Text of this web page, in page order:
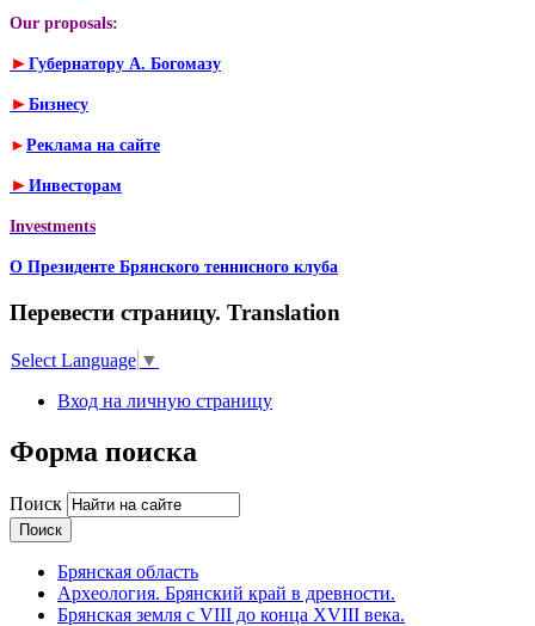
Our proposals:
► Губернатору А. Богомазу
► Бизнесу
► Реклама на сайте
► Инвесторам
Investments
О Президенте Брянского теннисного клуба
Перевести страницу. Translation
Select Language ▼
Вход на личную страницу
Форма поиска
Поиск
Брянская область
Археология. Брянский край в древности.
Брянская земля с VIII до конца XVIII века.